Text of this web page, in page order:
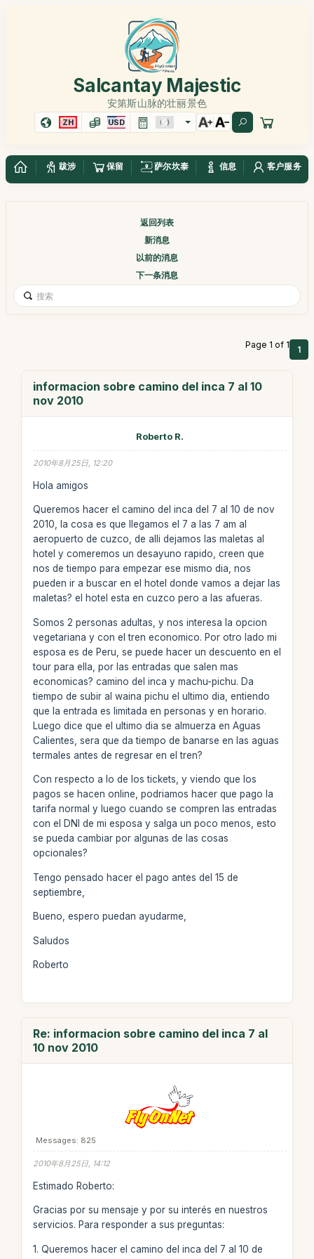
Salcantay Majestic
安第斯山脉的壮丽景色
ZH USD
跋涉 保留 萨尔坎泰 信息 客户服务
返回列表
新消息
以前的消息
下一条消息
Page 1 of 1 1
informacion sobre camino del inca 7 al 10
nov 2010
Roberto R.
2010年8月25日, 12:20
Hola amigos
Queremos hacer el camino del inca del 7 al 10 de nov
2010, la cosa es que llegamos el 7 a las 7 am al
aeropuerto de cuzco, de alli dejamos las maletas al
hotel y comeremos un desayuno rapido, creen que
nos de tiempo para empezar ese mismo dia, nos
pueden ir a buscar en el hotel donde vamos a dejar las
maletas? el hotel esta en cuzco pero a las afueras.
Somos 2 personas adultas, y nos interesa la opcion
vegetariana y con el tren economico. Por otro lado mi
esposa es de Peru, se puede hacer un descuento en el
tour para ella, por las entradas que salen mas
economicas? camino del inca y machu-pichu. Da
tiempo de subir al waina pichu el ultimo dia, entiendo
que la entrada es limitada en personas y en horario.
Luego dice que el ultimo dia se almuerza en Aguas
Calientes, sera que da tiempo de banarse en las aguas
termales antes de regresar en el tren?
Con respecto a lo de los tickets, y viendo que los
pagos se hacen online, podriamos hacer que pago la
tarifa normal y luego cuando se compren las entradas
con el DNI de mi esposa y salga un poco menos, esto
se pueda cambiar por algunas de las cosas
opcionales?
Tengo pensado hacer el pago antes del 15 de
septiembre,
Bueno, espero puedan ayudarme,
Saludos
Roberto
Re: informacion sobre camino del inca 7 al
10 nov 2010
Messages: 825
2010年8月25日, 14:12
Estimado Roberto:
Gracias por su mensaje y por su interés en nuestros
servicios. Para responder a sus preguntas:
1. Queremos hacer el camino del inca del 7 al 10 de